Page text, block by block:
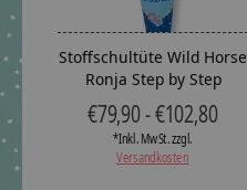
Stoffschultüte Wild Horse
Ronja Step by Step
€79,90 - €102,80
*Inkl. MwSt. zzgl.
Versandkosten